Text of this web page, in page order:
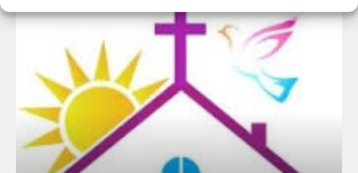
06 août à 09:00